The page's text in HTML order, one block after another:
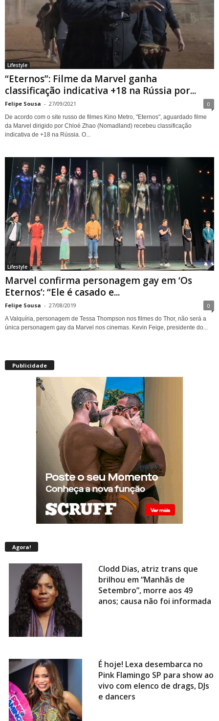
Lifestyle
“Eternos”: Filme da Marvel ganha
classificação indicativa +18 na Rússia por...
Felipe Sousa - 27/09/2021 0
De acordo com o site russo de filmes Kino Metro, "Eternos", aguardado filme
da Marvel dirigido por Chloé Zhao (Nomadland) recebeu classificação
indicativa de +18 na Rússia. O...
Lifestyle
Marvel confirma personagem gay em ‘Os
Eternos’: “Ele é casado e...
Felipe Sousa - 27/08/2019 0
A Valquíria, personagem de Tessa Thompson nos filmes do Thor, não será a
única personagem gay da Marvel nos cinemas. Kevin Feige, presidente do...
Publicidade
Agora!
Clodd Dias, atriz trans que
brilhou em “Manhãs de
Setembro”, morre aos 49
anos; causa não foi informada
É hoje! Lexa desembarca no
Pink Flamingo SP para show ao
vivo com elenco de drags, DJs
e dancers